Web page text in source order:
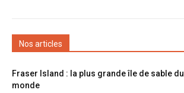
Nos articles
Fraser Island : la plus grande île de sable du
monde